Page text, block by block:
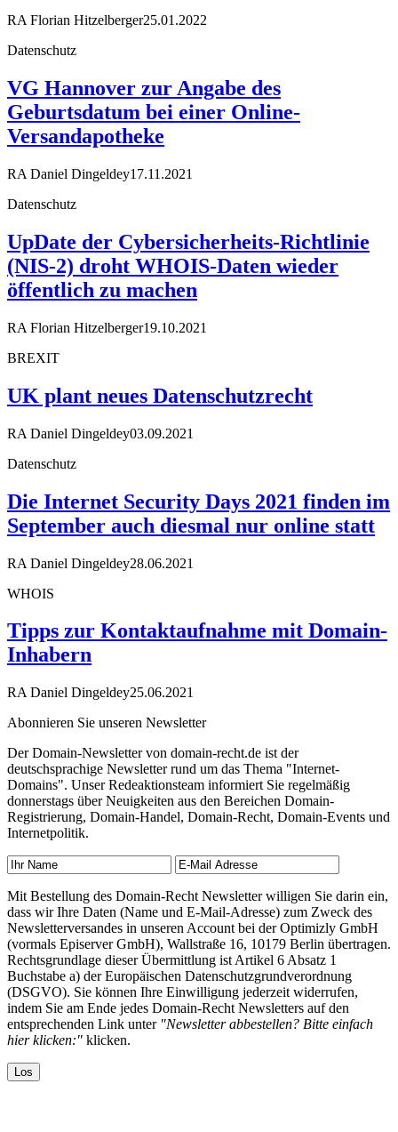
RA Florian Hitzelberger25.01.2022
Datenschutz
VG Hannover zur Angabe des
Geburtsdatum bei einer Online-
Versandapotheke
RA Daniel Dingeldey17.11.2021
Datenschutz
UpDate der Cybersicherheits-Richtlinie
(NIS-2) droht WHOIS-Daten wieder
öffentlich zu machen
RA Florian Hitzelberger19.10.2021
BREXIT
UK plant neues Datenschutzrecht
RA Daniel Dingeldey03.09.2021
Datenschutz
Die Internet Security Days 2021 finden im
September auch diesmal nur online statt
RA Daniel Dingeldey28.06.2021
WHOIS
Tipps zur Kontaktaufnahme mit Domain-
Inhabern
RA Daniel Dingeldey25.06.2021
Abonnieren Sie unseren Newsletter
Der Domain-Newsletter von domain-recht.de ist der
deutschsprachige Newsletter rund um das Thema "Internet-
Domains". Unser Redeaktionsteam informiert Sie regelmäßig
donnerstags über Neuigkeiten aus den Bereichen Domain-
Registrierung, Domain-Handel, Domain-Recht, Domain-Events und
Internetpolitik.
Mit Bestellung des Domain-Recht Newsletter willigen Sie darin ein,
dass wir Ihre Daten (Name und E-Mail-Adresse) zum Zweck des
Newsletterversandes in unseren Account bei der Optimizly GmbH
(vormals Episerver GmbH), Wallstraße 16, 10179 Berlin übertragen.
Rechtsgrundlage dieser Übermittlung ist Artikel 6 Absatz 1
Buchstabe a) der Europäischen Datenschutzgrundverordnung
(DSGVO). Sie können Ihre Einwilligung jederzeit widerrufen,
indem Sie am Ende jedes Domain-Recht Newsletters auf den
entsprechenden Link unter "Newsletter abbestellen? Bitte einfach
hier klicken:" klicken.